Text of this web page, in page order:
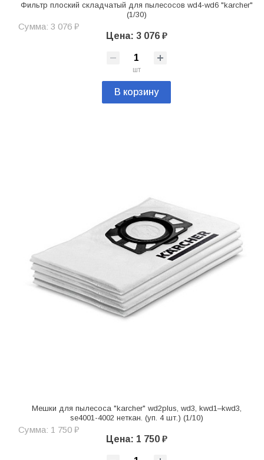
Фильтр плоский складчатый для пылесосов wd4-wd6 "karcher"
(1/30)
Сумма: 3 076 ₽
Цена: 3 076 ₽
шт
В корзину
Мешки для пылесоса "karcher" wd2plus, wd3, kwd1–kwd3,
se4001-4002 неткан. (уп. 4 шт.) (1/10)
Сумма: 1 750 ₽
Цена: 1 750 ₽